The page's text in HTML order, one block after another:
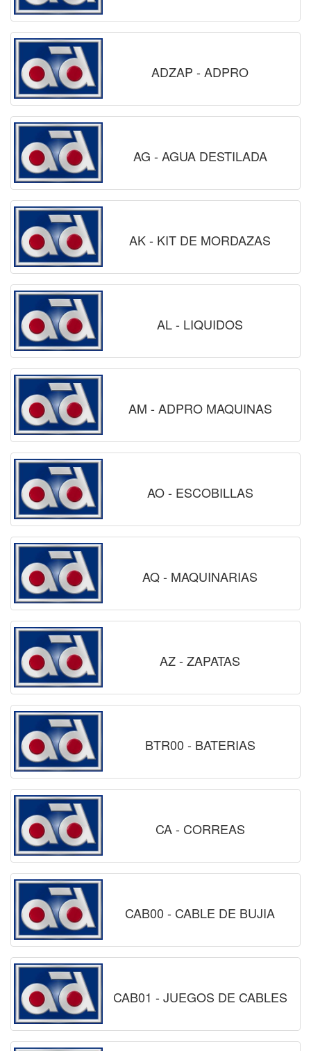
ADZAP - ADPRO
AG - AGUA DESTILADA
AK - KIT DE MORDAZAS
AL - LIQUIDOS
AM - ADPRO MAQUINAS
AO - ESCOBILLAS
AQ - MAQUINARIAS
AZ - ZAPATAS
BTR00 - BATERIAS
CA - CORREAS
CAB00 - CABLE DE BUJIA
CAB01 - JUEGOS DE CABLES